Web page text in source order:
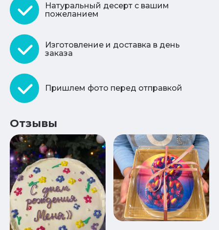
Натуральный десерт с вашим
пожеланием
Изготовление и доставка в день
заказа
Пришлем фото перед отправкой
Отзывы